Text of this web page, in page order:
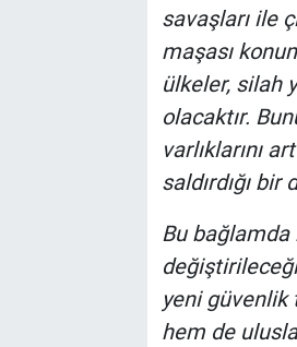
savaşları ile
maşası
ülkeler, silah
olacaktır.
varlıklarını
saldırdığı
Bu
yeni güvenlik
hem de